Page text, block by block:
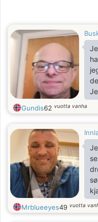
Gundis62 vuotta vanha
Mrblueeyes49 vuotta